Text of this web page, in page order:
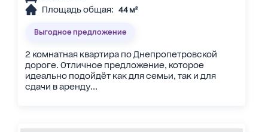
Площадь общая: 44 м²
Выгодное предложение
2 комнатная квартира по Днепропетровской
дороге. Отличное предложение, которое
идеально подойдёт как для семьи, так и для
сдачи в аренду...